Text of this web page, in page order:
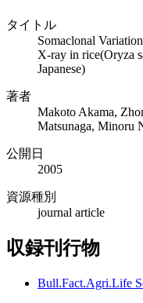
タイトル
Somaclonal
X-ray in rice(Oryza
Japanese)
著者
Makoto Akama,
Matsunaga, Minoru
公開日
2005
資源種別
journal article
収録刊行物
Bull.Fact.Agri.Life